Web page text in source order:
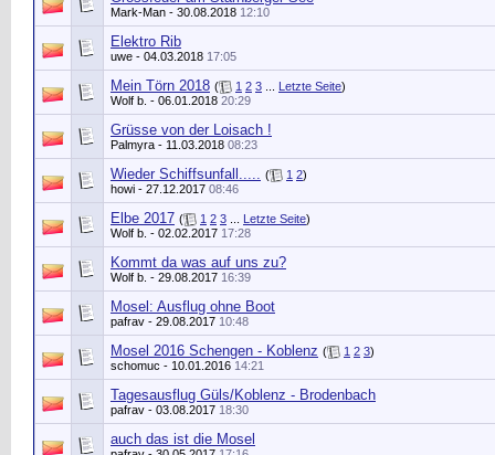
Mark-Man - 30.08.2018 12:10
Elektro Rib
uwe - 04.03.2018 17:05
Mein Törn 2018 ( 1 2 3 Letzte Seite)
Wolf b. - 06.01.2018 20:29
Grüsse von der Loisach !
Palmyra - 11.03.2018 08:23
Wieder Schiffsunfall..... ( 1 2)
howi - 27.12.2017 08:46
Elbe 2017 ( 1 2 3 Letzte Seite)
Wolf b. - 02.02.2017 17:28
Kommt da was auf uns zu?
Wolf b. - 29.08.2017 16:39
Mosel: Ausflug ohne Boot
pafrav - 29.08.2017 10:48
Mosel 2016 Schengen - Koblenz ( 1 2 3)
schomuc - 10.01.2016 14:21
Tagesausflug Güls/Koblenz - Brodenbach
pafrav - 03.08.2017 18:30
auch das ist die Mosel